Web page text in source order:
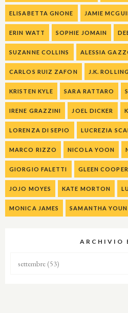
ELISABETTA GNONE JAMIE
ERIN WATT SOPHIE JOMAIN
SUZANNE COLLINS ALESSIA
CARLOS RUIZ ZAFON J.K.
KRISTEN KYLE SARA RATTARO
IRENE GRAZZINI JOEL DICKER
LORENZA DI SEPIO LUCREZIA
MARCO RIZZO NICOLA YOON
GIORGIO FALETTI GLEEN COOPER
JOJO MOYES KATE MORTON
MONICA JAMES SAMANTHA
ARCHIVIO